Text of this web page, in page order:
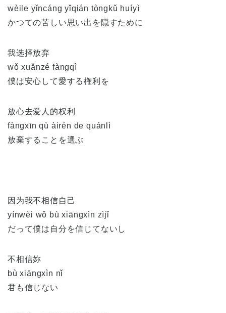
wèile yǐncáng yǐqián tòngkǔ huíyì
かつての苦しい思い出を隠すために
我选择放弃
wǒ xuǎnzé fàngqì
僕は安心して愛する権利を
放心去爱人的权利
fàngxīn qù àirén de quánlì
放棄することを選ぶ
因为我不相信自己
yínwèi wǒ bù xiāngxìn zìjǐ
だって僕は自分を信じてないし
不相信妳
bù xiāngxìn nǐ
君も信じない